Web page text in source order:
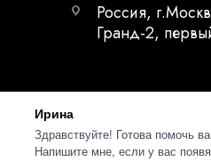
Ирина
Здравствуйте! Готова помочь
Напишите мне, если у вас
Россия,
Гранд-2,